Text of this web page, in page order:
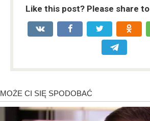
Like this post? Please share